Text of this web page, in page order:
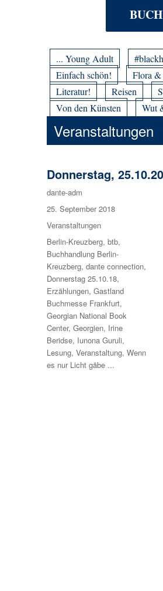
... Young Adult
Einfach schön!
Flora &
Literatur!
Reisen
Von den Künsten
Wut
Veranstaltungen
Donnerstag,
Autor
dante-adm
Veröffentlicht
am
25. September 2018
Kategorien
Veranstaltungen
Schlagwörter
Berlin-Kreuzberg,btb,
Buchhandlung Berlin-
Kreuzberg,dante connection,
Donnerstag 25.10.18,
Erzählungen,Gastland
Buchmesse Frankfurt,
Georgian National Book
Center,Georgien, Irine
Beridse, Iunona Guruli,
Lesung,Veranstaltung,Wenn
es nur Licht gäbe ...